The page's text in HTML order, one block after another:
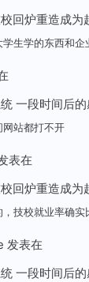
回炉重造成为
学生学的东西和
一段时间后的
站都打不开
表在
回炉重造成为
，技校就业率确
发表在
一段时间后的